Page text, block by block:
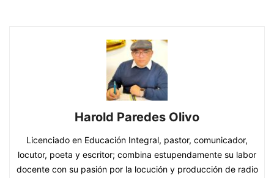
Harold Paredes Olivo
Licenciado en Educación Integral, pastor, comunicador,
locutor, poeta y escritor; combina estupendamente su labor
docente con su pasión por la locución y producción de radio